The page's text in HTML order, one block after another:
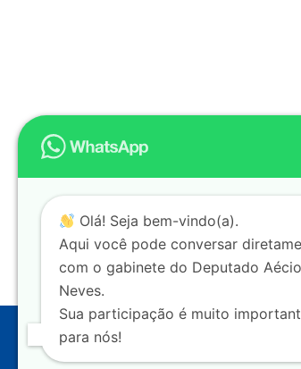
Olá! Seja bem-vindo(a).
Aqui você pode conversar
com o gabinete do Deputado Aécio
Neves.
Sua participação é muito
para nós!